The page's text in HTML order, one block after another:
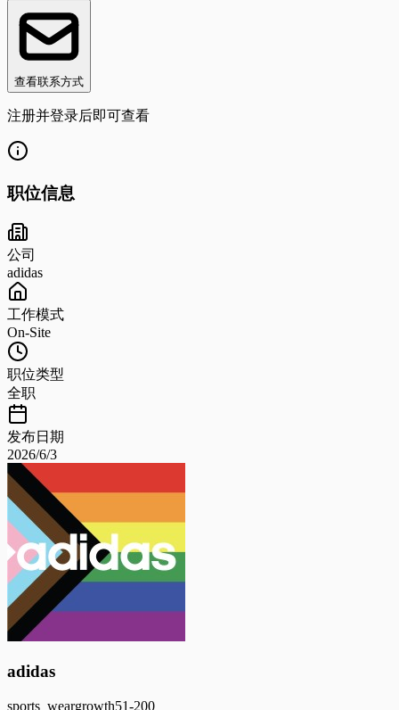
查看联系方式
注册并登录后即可查看
职位信息
公司
adidas
工作模式
On-Site
职位类型
全职
发布日期
2026/6/3
adidas
sports_weargrowth51-200